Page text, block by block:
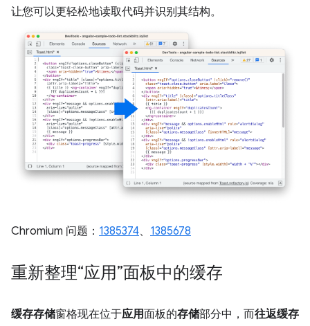
让您可以更轻松地读取代码并识别其结构。
Chromium 问题： 1385374、 1385678
重新整理“应用”面板中的缓存
缓存存储窗格现在位于应用面板的存储部分中，而往返缓存